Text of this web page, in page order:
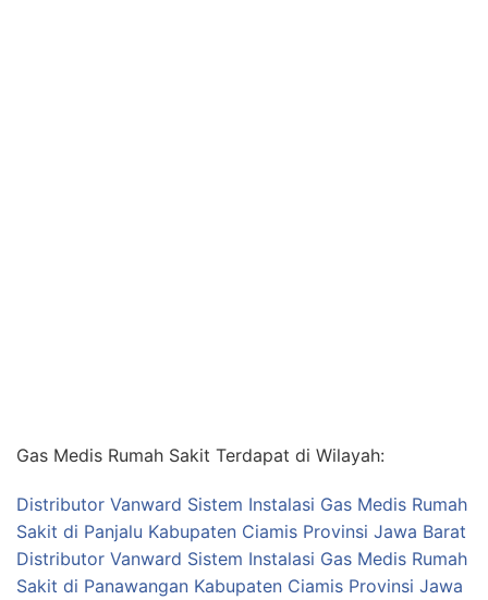
Gas Medis Rumah Sakit Terdapat di Wilayah:
Distributor Vanward Sistem Instalasi Gas Medis Rumah
Sakit di Panjalu Kabupaten Ciamis Provinsi Jawa Barat
Distributor Vanward Sistem Instalasi Gas Medis Rumah
Sakit di Panawangan Kabupaten Ciamis Provinsi Jawa